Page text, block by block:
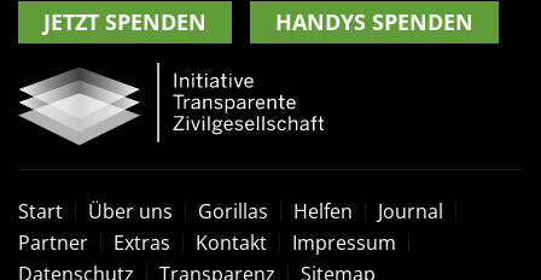
JETZT SPENDEN HANDYS SPENDEN
Start Über uns Gorillas Helfen
Journal
Partner
Extras Kontakt
Impressum
Datenschutz
Transparenz Sitemap